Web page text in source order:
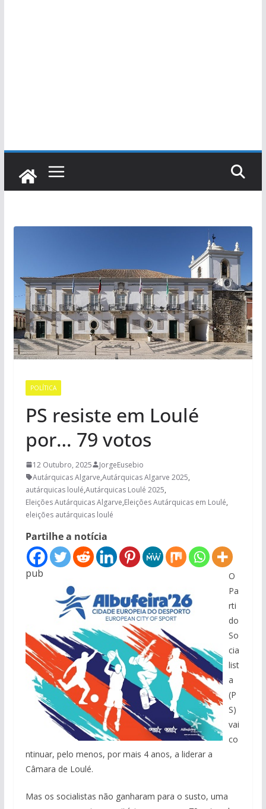
POLÍTICA
PS resiste em Loulé
por… 79 votos
12 Outubro, 2025
JorgeEusebio
Autárquicas Algarve,Autárquicas Algarve 2025,
autárquicas loulé,Autárquicas Loulé 2025,
Eleições Autárquicas Algarve,Eleições Autárquicas em Loulé,
eleições autárquicas loulé
Partilhe a notícia
pub
O
Pa
rti
do
So
cia
list
a
(P
S)
vai
co
ntinuar, pelo menos, por mais 4 anos, a liderar a
Câmara de Loulé.
Mas os socialistas não ganharam para o susto, uma